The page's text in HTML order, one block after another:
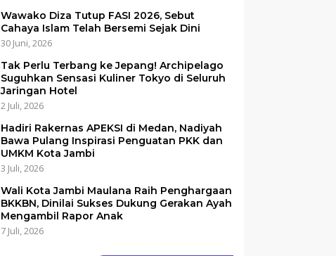
Wawako Diza Tutup FASI 2026, Sebut
Cahaya Islam Telah Bersemi Sejak Dini
30 Juni, 2026
Tak Perlu Terbang ke Jepang! Archipelago
Suguhkan Sensasi Kuliner Tokyo di Seluruh
Jaringan Hotel
2 Juli, 2026
Hadiri Rakernas APEKSI di Medan, Nadiyah
Bawa Pulang Inspirasi Penguatan PKK dan
UMKM Kota Jambi
3 Juli, 2026
Wali Kota Jambi Maulana Raih Penghargaan
BKKBN, Dinilai Sukses Dukung Gerakan Ayah
Mengambil Rapor Anak
7 Juli, 2026